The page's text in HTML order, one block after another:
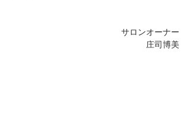
サロンオーナー
庄司博美